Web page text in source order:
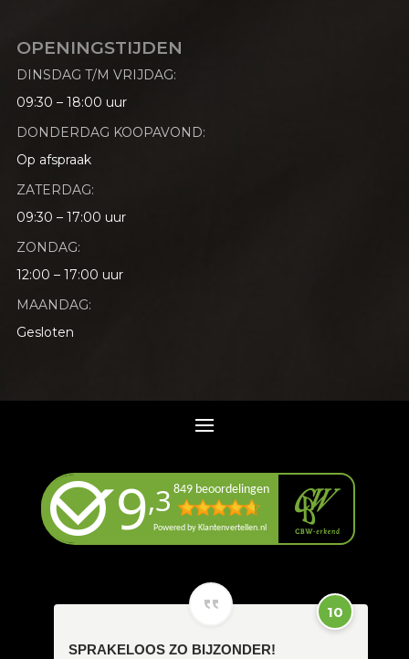
OPENINGSTIJDEN
DINSDAG T/M VRIJDAG:
09:30 – 18:00 uur
DONDERDAG KOOPAVOND:
Op afspraak
ZATERDAG:
09:30 – 17:00 uur
ZONDAG:
12:00 – 17:00 uur
MAANDAG:
Gesloten
10
SPRAKELOOS ZO BIJZONDER!